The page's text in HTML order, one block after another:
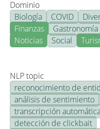
Dominio
Biología
COVID
Finanzas
Gastronomía
Noticias
Social
NLP topic
reconocimiento de
análisis de sentimiento
transcripción
detección de clickbait